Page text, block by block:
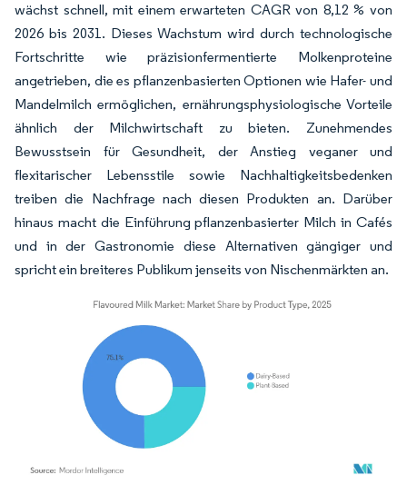
wächst schnell, mit einem erwarteten CAGR von 8,12 % von
2026 bis 2031. Dieses Wachstum wird durch technologische
Fortschritte wie präzisionfermentierte Molkenproteine
angetrieben, die es pflanzenbasierten Optionen wie Hafer- und
Mandelmilch ermöglichen, ernährungsphysiologische Vorteile
ähnlich der Milchwirtschaft zu bieten. Zunehmendes
Bewusstsein für Gesundheit, der Anstieg veganer und
flexitarischer Lebensstile sowie Nachhaltigkeitsbedenken
treiben die Nachfrage nach diesen Produkten an. Darüber
hinaus macht die Einführung pflanzenbasierter Milch in Cafés
und in der Gastronomie diese Alternativen gängiger und
spricht ein breiteres Publikum jenseits von Nischenmärkten an.